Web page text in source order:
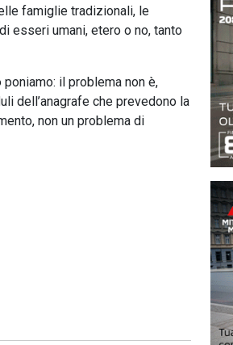
famiglie tradizionali, le
esseri umani, etero o no, tanto
il problema non è,
dell’anagrafe che prevedono la
non un problema di